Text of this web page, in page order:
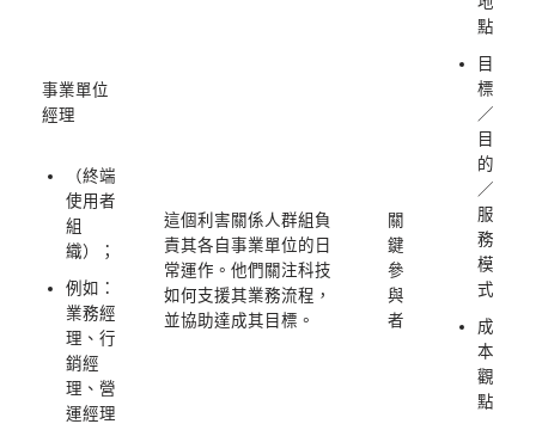
事業單位
經理
（終端
使用者
組
織）；
例如：
業務經
理、行
銷經
理、營
運經理
這個利害關係人群組負
責其各自事業單位的日
常運作。他們關注科技
如何支援其業務流程，
並協助達成其目標。
關
鍵
參
與
者
點
目
標
／
目
的
／
服
務
模
式
成
本
觀
點